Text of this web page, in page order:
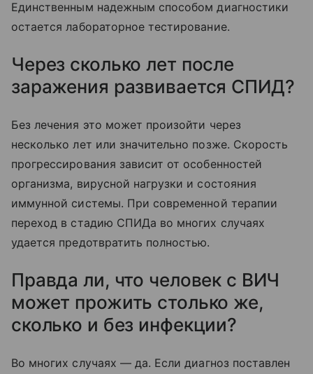
Единственным надежным способом диагностики
остается лабораторное тестирование.
Через сколько лет после
заражения развивается СПИД?
Без лечения это может произойти через
несколько лет или значительно позже. Скорость
прогрессирования зависит от особенностей
организма, вирусной нагрузки и состояния
иммунной системы. При современной терапии
переход в стадию СПИДа во многих случаях
удается предотвратить полностью.
Правда ли, что человек с ВИЧ
может прожить столько же,
сколько и без инфекции?
Во многих случаях — да. Если диагноз поставлен